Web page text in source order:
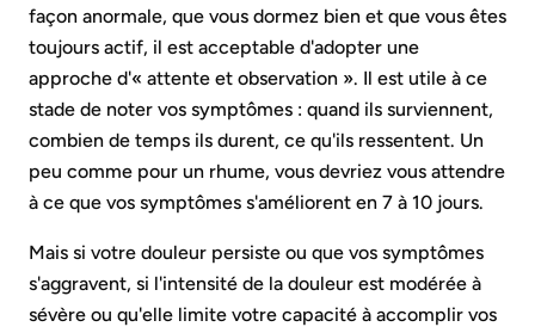
façon anormale, que vous dormez bien et que vous êtes
toujours actif, il est acceptable d'adopter une
approche d'« attente et observation ». Il est utile à ce
stade de noter vos symptômes : quand ils surviennent,
combien de temps ils durent, ce qu'ils ressentent. Un
peu comme pour un rhume, vous devriez vous attendre
à ce que vos symptômes s'améliorent en 7 à 10 jours.
Mais si votre douleur persiste ou que vos symptômes
s'aggravent, si l'intensité de la douleur est modérée à
sévère ou qu'elle limite votre capacité à accomplir vos